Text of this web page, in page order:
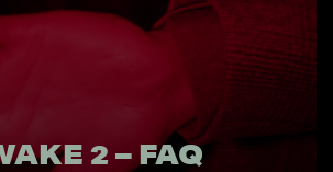
2 – FAQ